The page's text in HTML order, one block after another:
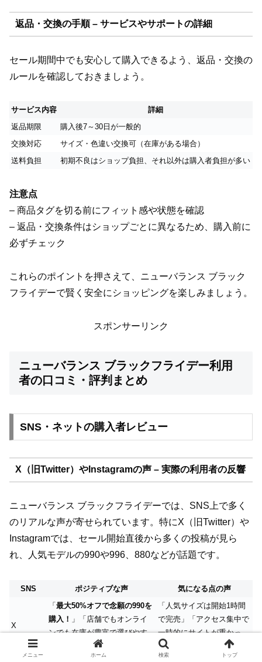
返品・交換の手順 – サービスやサポートの詳細
セール期間中でも安心して購入できるよう、返品・交換の
ルールを確認しておきましょう。
サービス内容
詳細
返品期限
購入後7～30日が一般的
交換対応
サイズ・色違い交換可（在庫がある場合）
送料負担
初期不良はショップ負担、それ以外は購入者負担が多い
注意点
– 商品タグを切る前にフィット感や状態を確認
– 返品・交換条件はショップごとに異なるため、購入前に
必ずチェック
これらのポイントを押さえて、ニューバランス ブラック
フライデーで賢く安全にショッピングを楽しみましょう。
スポンサーリンク
ニューバランス ブラックフライデー利用
者の口コミ・評判まとめ
SNS・ネットの購入者レビュー
X（旧Twitter）やInstagramの声 – 実際の利用者の反響
ニューバランス ブラックフライデーでは、SNS上で多く
のリアルな声が寄せられています。特にX（旧Twitter）や
Instagramでは、セール開始直後から多くの投稿が見ら
れ、人気モデルの990や996、880などが話題です。
SNS ポジティブな声 気になる点の声
X
「最大50%オフで念願の990を
購入！ 」「店舗でもオンライ
ンでも在庫が豊富で選びやす
「人気サイズは開始1時間
で完売」「アクセス集中で
一時的にサイトが重かっ
た」
メニュー ホーム 検索 トップ